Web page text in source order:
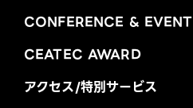
CONFERENCE & EVENT
CEATEC AWARD
アクセス/特別サービス